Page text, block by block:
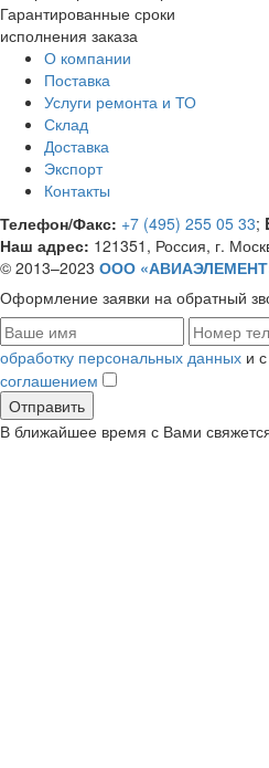
Гарантированные сроки
исполнения заказа
О компании
Поставка
Услуги ремонта и ТО
Склад
Доставка
Экспорт
Контакты
Телефон/Факс: +7 (495) 255 05 33;
Наш адрес: 121351, Россия, г.
© 2013–2023 ООО
Оформление заявки на обратный
обработку персональных данных и с
соглашением
В ближайшее время с Вами